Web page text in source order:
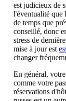
est judicieux de
l'éventualité que
de temps que
conseillé, donc
stress de
mise à jour est
changer
En général,
comme votre
réservations